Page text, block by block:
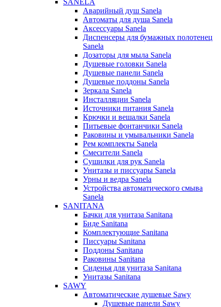
SANELA
Аварийный душ Sanela
Автоматы для душа Sanela
Аксессуары Sanela
Диспенсеры для бумажных полотенец
Sanela
Дозаторы для мыла Sanela
Душевые головки Sanela
Душевые панели Sanela
Душевые поддоны Sanela
Зеркала Sanela
Инсталляции Sanela
Источники питания Sanela
Крючки и вешалки Sanela
Питьевые фонтанчики Sanela
Раковины и умывальники Sanela
Рем комплекты Sanela
Смесители Sanela
Сушилки для рук Sanela
Унитазы и писсуары Sanela
Урны и ведра Sanela
Устройства автоматического смыва
Sanela
SANITANA
Бачки для унитаза Sanitana
Биде Sanitana
Комплектующие Sanitana
Писсуары Sanitana
Поддоны Sanitana
Раковины Sanitana
Сиденья для унитаза Sanitana
Унитазы Sanitana
SAWY
Автоматические душевые Sawy
Душевые панели Sawy